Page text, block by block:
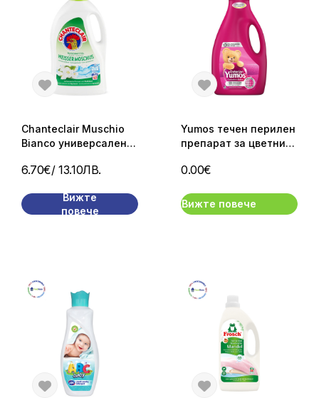
6.70€/ 13.10ЛВ.
Chanteclair Muschio
Bianco универсален
препарат 1800 мл
Вижте
повече
0.00€
Yumos течен перилен
препарат за цветни
2520 мл.
Вижте повече